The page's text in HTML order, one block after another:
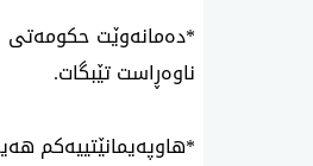
*ده‌مانه‌وێت حكومه‌تی
ناوه‌ڕاست تێبگات.
*هاوپه‌یمانێتییه‌كم